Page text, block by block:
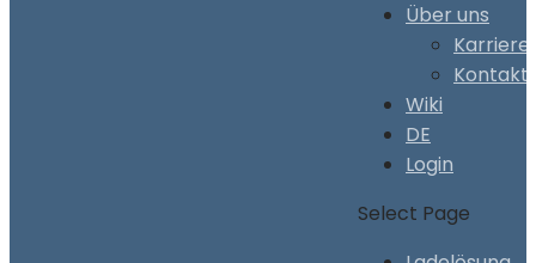
Über uns
Karriere
Kontakt
Wiki
DE
Login
Select Page